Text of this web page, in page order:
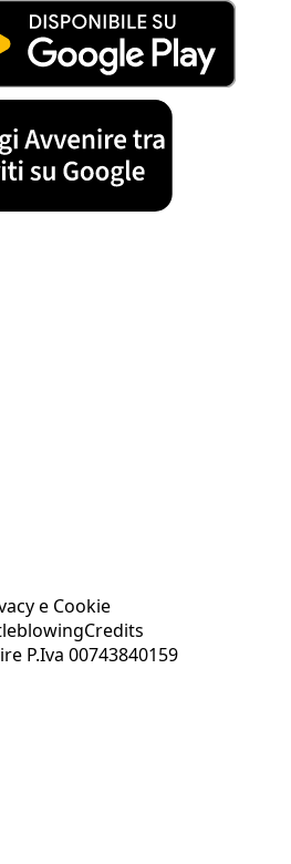
e Cookie
Credits
P.Iva 00743840159